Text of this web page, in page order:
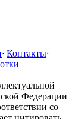
· Контакты·
Федерации
со